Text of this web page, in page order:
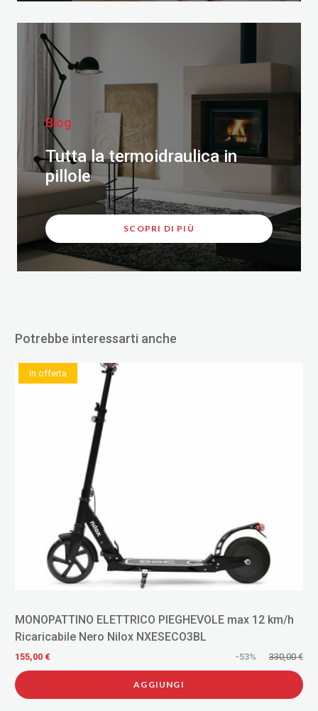
Blog
Tutta la termoidraulica in
pillole
SCOPRI DI PIÙ
Potrebbe interessarti anche
max 12 km/h
TAGLIASIEPI SBARAGLIA A3221
CARICABATTERIA
AGGIUNGI